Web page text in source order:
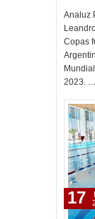
Analuz
Copas
2023. …
17